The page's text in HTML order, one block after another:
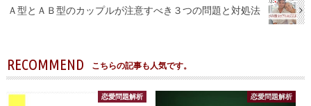
Ａ型とＡＢ型のカップルが注意すべき３つの問題と対処法
RECOMMEND こちらの記事も人気です。
恋愛問題解析 恋愛問題解析